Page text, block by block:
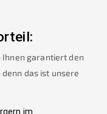
Ihnen garantiert den
das ist unsere
im